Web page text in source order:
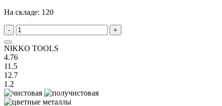
На складе: 120
- +
NIKKO TOOLS
4.76
11.5
12.7
1.2